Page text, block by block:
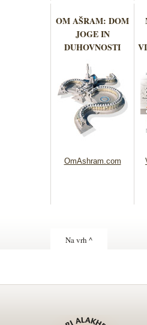
OM AŠRAM: DOM
JOGE IN
DUHOVNOSTI
OmAshram.com
Na vrh ^